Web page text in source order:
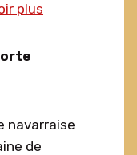
plus
navarraise
de